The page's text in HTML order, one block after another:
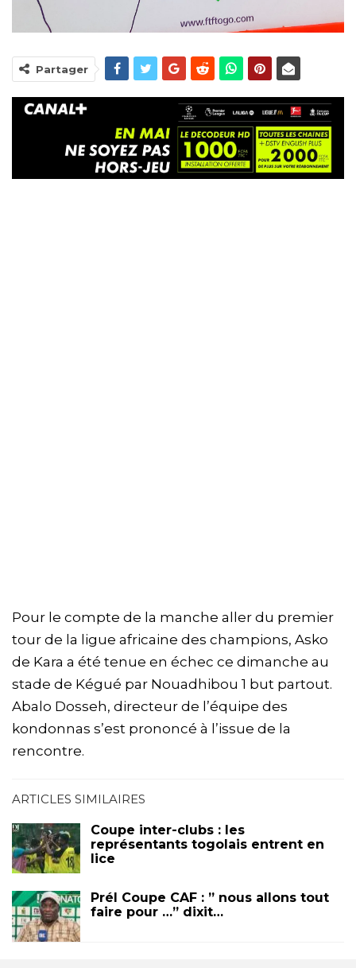
Partager
Pour le compte de la manche aller du premier
tour de la ligue africaine des champions, Asko
de Kara a été tenue en échec ce dimanche au
stade de Kégué par Nouadhibou 1 but partout.
Abalo Dosseh, directeur de l’équipe des
kondonnas s’est prononcé à l’issue de la
rencontre.
ARTICLES SIMILAIRES
Coupe inter-clubs : les
représentants togolais entrent en
lice
Prél Coupe CAF : ” nous allons tout
faire pour …” dixit…